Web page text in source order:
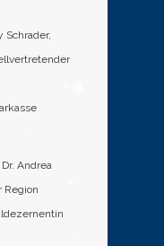
Schrader,
Andrea
Region